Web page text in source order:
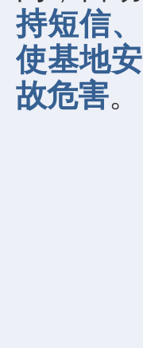
持短信
使基地
故危害。